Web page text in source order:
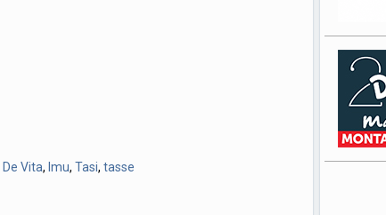
De Vita, Imu, Tasi, tasse